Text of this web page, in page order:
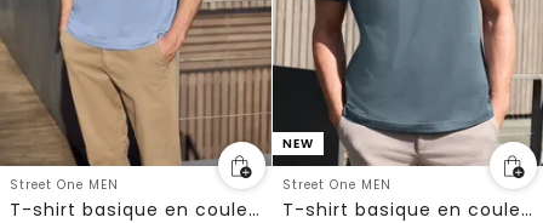
Street One MEN
T-shirt basique en couleur unie
NEW
Street One MEN
T-shirt basique en couleur unie